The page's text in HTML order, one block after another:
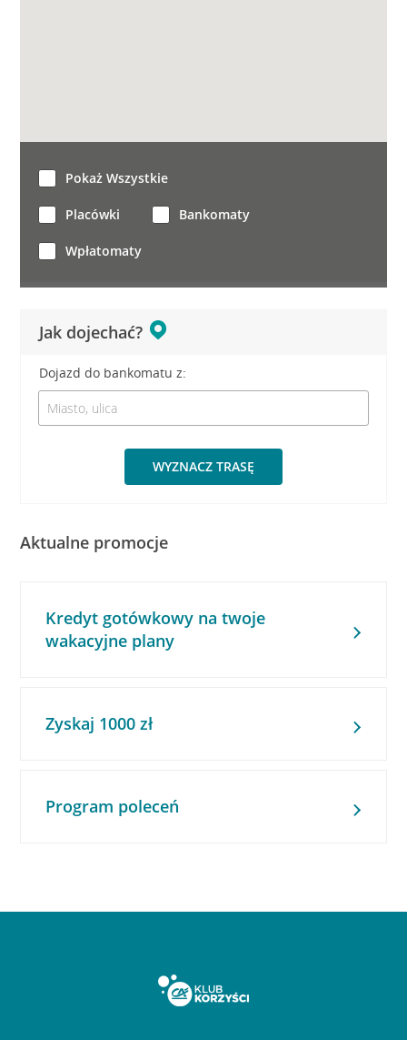
Jak dojechać?
Dojazd do bankomatu z:
WYZNACZ TRASĘ
Pokaż Wszystkie
Placówki Bankomaty
Wpłatomaty
Aktualne promocje
Kredyt gotówkowy na twoje
wakacyjne plany
Zyskaj 1000 zł
Program poleceń